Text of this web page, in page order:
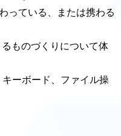
っている、または携わる
ものづくりについて体
ーボード、ファイル操